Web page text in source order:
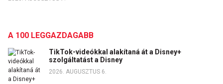
A 100 LEGGAZDAGABB
TikTok-videókkal alakítaná át a Disney+
szolgáltatást a Disney
2026. AUGUSZTUS 6.